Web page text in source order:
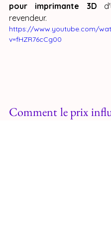
pour imprimante 3D
revendeur.
https://www.youtube.com/
v=fHZR76cCg00
Comment le prix